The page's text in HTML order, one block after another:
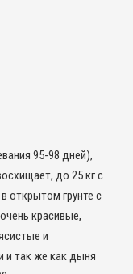
95-98 дней),
до 25 кг с
открытом грунте с
красивые,
и
и так же как дыня